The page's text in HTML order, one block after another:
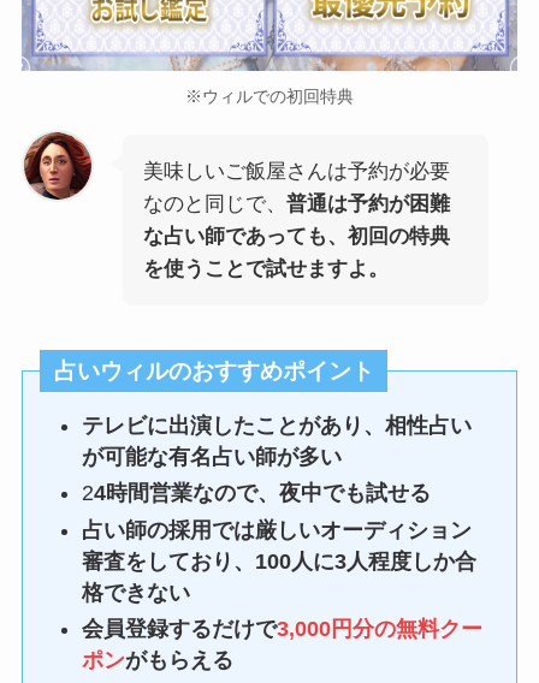
※ウィルでの初回特典
美味しいご飯屋さんは予約が必要
なのと同じで、 普通は予約が困難
な占い師であっても、初回の特典
を使うことで試せますよ。
占いウィルのおすすめポイント
テレビに出演したことがあり、相性占い
が可能な有名占い師が多い
24時間営業なので、夜中でも試せる
占い師の採用では厳しいオーディション
審査をしており、100人に3人程度しか合
格できない
会員登録するだけで3,000円分の無料クー
ポンがもらえる